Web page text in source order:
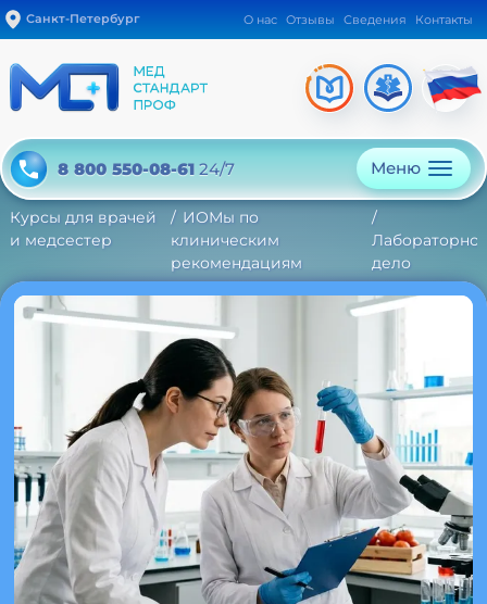
Санкт-Петербург О нас Отзывы Сведения Контакты
8 800 550-08-61 24/7 Меню
Курсы для врачей
и медсестер
ИОМы по
клиническим
рекомендациям
дело